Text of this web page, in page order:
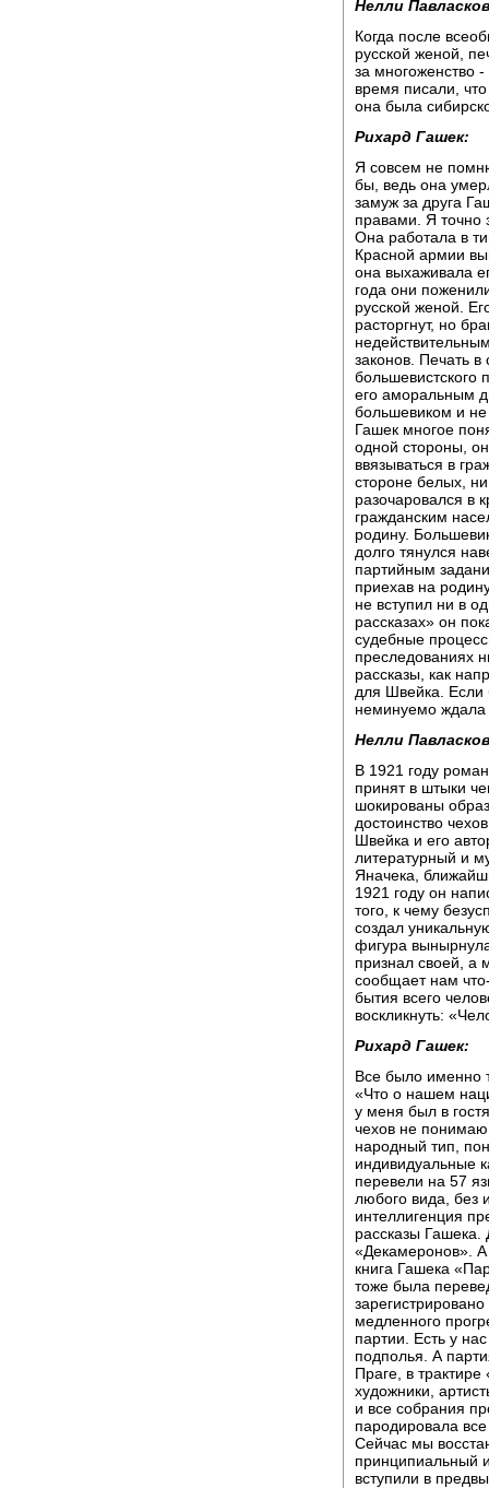
Нелли
Когда после
русской женой,
за многоженство
время писали,
она была
Рихард Гашек:
Я совсем не
бы, ведь она
замуж за друга
правами. Я точно
Она работала в
Красной армии
она выхаживала
года они
русской женой.
расторгнут, но
законов. Печать
большевистского
его аморальным
большевиком и не
Гашек многое
одной стороны,
ввязываться в
стороне белых,
разочаровался в
гражданским
родину.
долго тянулся
партийным
приехав на
не вступил ни в
рассказах» он
судебные
преследованиях
рассказы, как
для Швейка. Если
неминуемо ждала
Нелли
В 1921 году
принят в штыки
шокированы
достоинство
Швейка и его
литературный и
Яначека,
1921 году он
того, к чему
создал
фигура
признал своей, а
сообщает нам
бытия всего
воскликнуть:
Рихард Гашек:
Все было именно
«Что о нашем
у меня был в
чехов не
народный тип,
индивидуальные
перевели на 57
любого вида, без
интеллигенция
рассказы Гашека.
«Декамеронов».
книга Гашека
тоже была
медленного
партии. Есть у
подполья. А
Праге, в
художники,
и все собрания
пародировала
Сейчас мы
принципиальный
вступили в